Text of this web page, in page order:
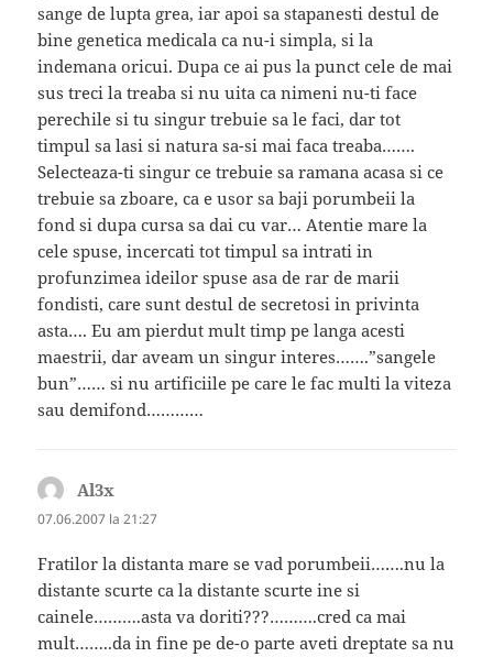
sange de lupta grea, iar apoi sa stapanesti destul de
bine genetica medicala ca nu-i simpla, si la
indemana oricui. Dupa ce ai pus la punct cele de mai
sus treci la treaba si nu uita ca nimeni nu-ti face
perechile si tu singur trebuie sa le faci, dar tot
timpul sa lasi si natura sa-si mai faca treaba…….
Selecteaza-ti singur ce trebuie sa ramana acasa si ce
trebuie sa zboare, ca e usor sa baji porumbeii la
fond si dupa cursa sa dai cu var… Atentie mare la
cele spuse, incercati tot timpul sa intrati in
profunzimea ideilor spuse asa de rar de marii
fondisti, care sunt destul de secretosi in privinta
asta…. Eu am pierdut mult timp pe langa acesti
maestrii, dar aveam un singur interes…….”sangele
bun”…… si nu artificiile pe care le fac multi la viteza
sau demifond…………
Al3x
07.06.2007 la 21:27
Fratilor la distanta mare se vad porumbeii…….nu la
distante scurte ca la distante scurte ine si
cainele……….asta va doriti???……….cred ca mai
mult……..da in fine pe de-o parte aveti dreptate sa nu